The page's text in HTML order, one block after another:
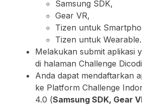
Samsung SDK,
Gear VR,
Tizen untuk
Tizen untuk Wearable.
Melakukan submit aplikasi
di halaman Challenge
Anda dapat mendaftarkan
ke Platform Challenge
4.0 (Samsung SDK, Gear